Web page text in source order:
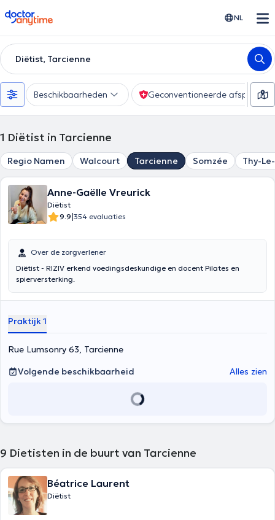
doctoranytime NL
Diëtist, Tarcienne
Beschikbaarheden Geconventioneerde afspraak
1 Diëtist in Tarcienne
Regio Namen Walcourt Tarcienne Somzée Thy-
Anne-Gaëlle Vreurick
Diëtist
9.9|354 evaluaties
Over de zorgverlener
Diëtist - RIZIV erkend voedingsdeskundige en docent Pilates en
spierversterking.
Praktijk 1
Rue Lumsonry 63, Tarcienne
Volgende beschikbaarheid
Alles zien
9 Dietisten in de buurt van Tarcienne
Béatrice Laurent
Diëtist